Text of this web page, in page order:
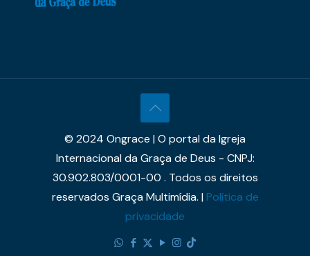
© 2024 Ongrace | O portal da Igreja
Internacional da Graça de Deus - CNPJ:
30.902.803/0001-00 . Todos os direitos
reservados Graça Multimídia. |Política de
privacidade